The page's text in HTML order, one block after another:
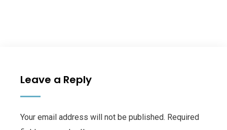
Leave a Reply
Your email address will not be published. Required